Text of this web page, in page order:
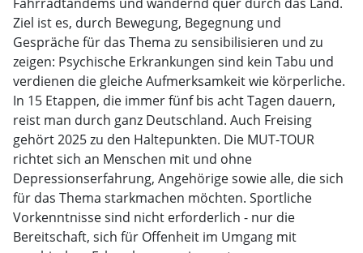
Ziel ist es, durch Bewegung, Begegnung und
Gespräche für das Thema zu sensibilisieren und zu
zeigen: Psychische Erkrankungen sind kein Tabu und
verdienen die gleiche Aufmerksamkeit wie körperliche.
In 15 Etappen, die immer fünf bis acht Tagen dauern,
reist man durch ganz Deutschland. Auch Freising
gehört 2025 zu den Haltepunkten. Die MUT-TOUR
richtet sich an Menschen mit und ohne
Depressionserfahrung, Angehörige sowie alle, die sich
für das Thema starkmachen möchten. Sportliche
Vorkenntnisse sind nicht erforderlich - nur die
Bereitschaft, sich für Offenheit im Umgang mit